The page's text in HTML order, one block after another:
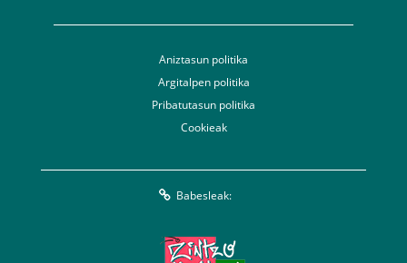
Aniztasun politika
Argitalpen politika
Pribatutasun politika
Cookieak
Babesleak: